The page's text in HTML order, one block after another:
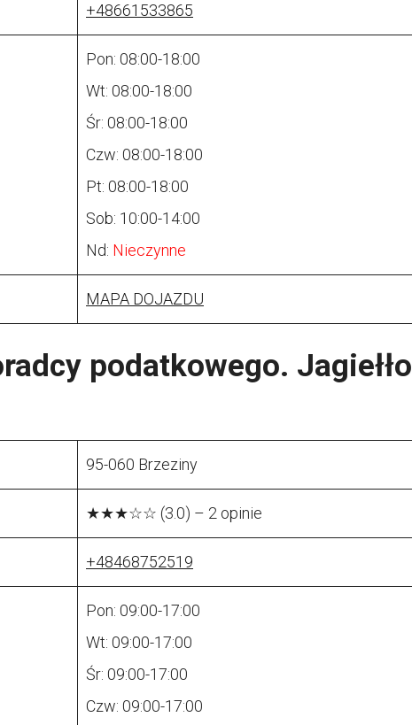
+48661533865
Pon: 08:00-18:00
Wt: 08:00-18:00
Śr: 08:00-18:00
Czw: 08:00-18:00
Pt: 08:00-18:00
Sob: 10:00-14:00
Nd: Nieczynne
MAPA DOJAZDU
podatkowego. Jagiełło
95-060 Brzeziny
★★★☆☆ (3.0) – 2 opinie
+48468752519
Pon: 09:00-17:00
Wt: 09:00-17:00
Śr: 09:00-17:00
Czw: 09:00-17:00